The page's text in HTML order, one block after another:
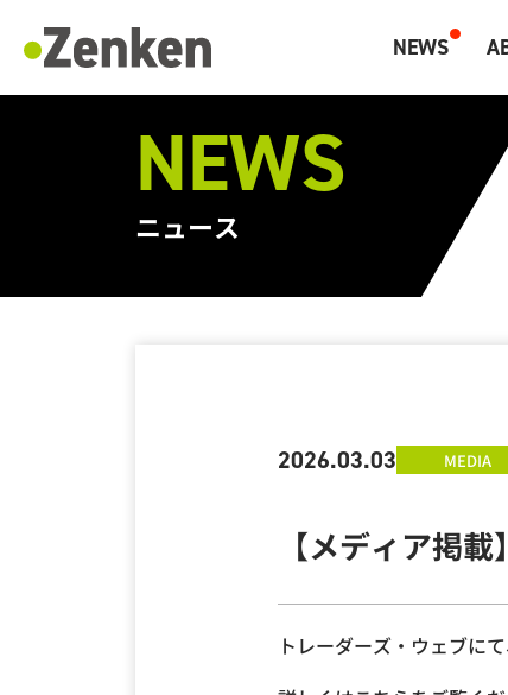
NEWS
NEWS
ニュース
2026.03.03 MEDIA
【メディア掲
トレーダーズ・ウェブに